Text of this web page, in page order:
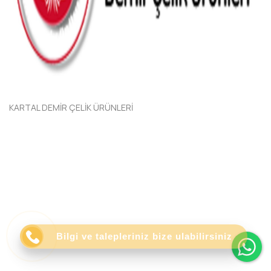
KARTAL DEMİR ÇELİK ÜRÜNLERİ
Bilgi ve talepleriniz bize ulabilirsiniz